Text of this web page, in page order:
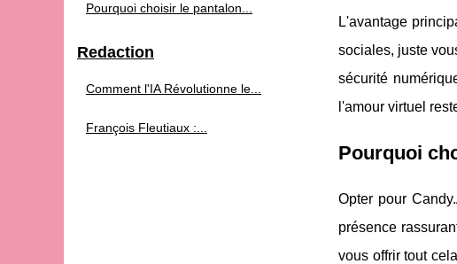
L'avantage
sociales, juste
sécurité
l'amour virtuel
Pourquoi
Opter pour
présence
vous offrir tout
Pourquoi choisir le pantalon...
Redaction
Comment l'IA Révolutionne le...
François Fleutiaux :...